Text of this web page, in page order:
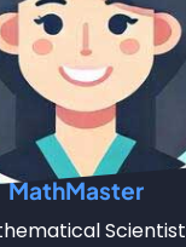
MathMaster
Scientist